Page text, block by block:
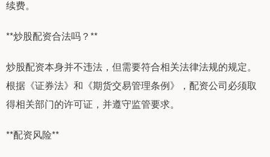
续费。
**炒股配资合法吗？**
炒股配资本身并不违法，但需要符合相关法律法规的规定。
根据《证券法》和《期货交易管理条例》，配资公司必须取
得相关部门的许可证，并遵守监管要求。
**配资风险**